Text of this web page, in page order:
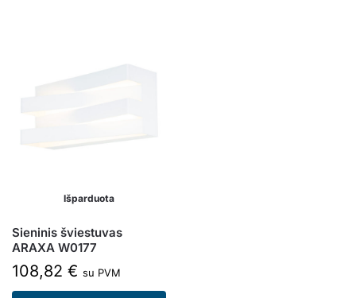
Išparduota
Sieninis šviestuvas
ARAXA W0177
108,82 € su PVM